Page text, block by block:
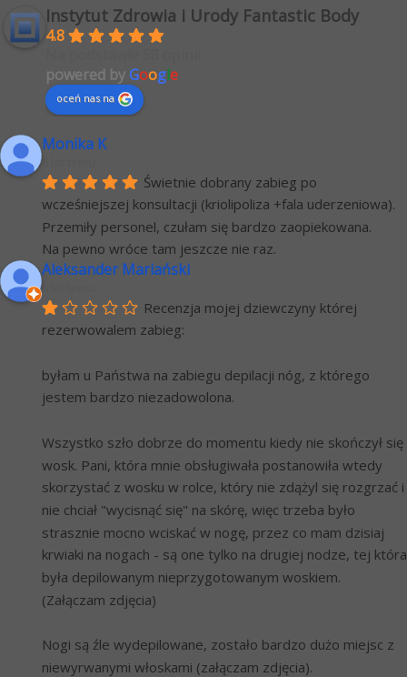
Instytut Zdrowia i Urody Fantastic Body
4.8
powered byGoogle
oceń nas na
Monika K
Świetnie dobrany zabieg po
wcześniejszej konsultacji (kriolipoliza +fala uderzeniowa).
Przemiły personel, czułam się bardzo zaopiekowana.
Na pewno wróce tam jeszcze nie raz.
Aleksander Mariański
Recenzja mojej dziewczyny której
rezerwowalem zabieg:
byłam u Państwa na zabiegu depilacji nóg, z którego
jestem bardzo niezadowolona.
Wszystko szło dobrze do momentu kiedy nie skończył się
wosk. Pani, która mnie obsługiwała postanowiła wtedy
skorzystać z wosku w rolce, który nie zdążyl się rozgrzać i
nie chciał "wycisnąć się" na skórę, więc trzeba było
strasznie mocno wciskać w nogę, przez co mam dzisiaj
krwiaki na nogach - są one tylko na drugiej nodze, tej która
była depilowanym nieprzygotowanym woskiem.
(Załączam zdjęcia)
Nogi są źle wydepilowane, zostało bardzo dużo miejsc z
niewyrwanymi włoskami (załączam zdjęcia).